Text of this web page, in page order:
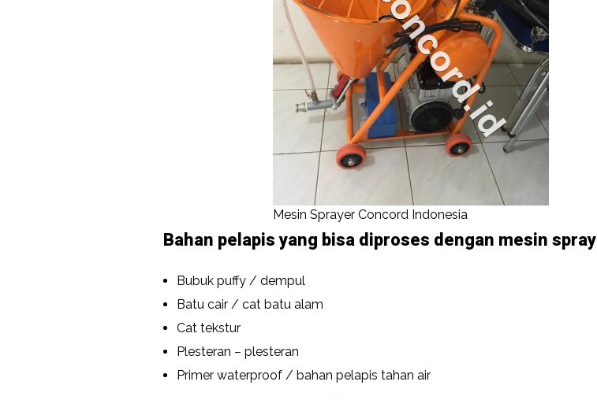
Mesin Sprayer Concord Indonesia
Bahan pelapis yang bisa diproses dengan mesin spray
Bubuk puffy / dempul
Batu cair / cat batu alam
Cat tekstur
Plesteran – plesteran
Primer waterproof / bahan pelapis tahan air